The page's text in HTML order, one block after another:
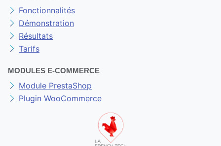
Fonctionnalités
Démonstration
Résultats
Tarifs
MODULES E-COMMERCE
Module PrestaShop
Plugin WooCommerce